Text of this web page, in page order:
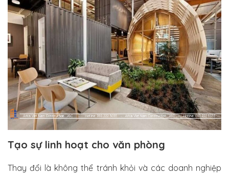
Tạo sự linh hoạt cho văn phòng
Thay đổi là không thể tránh khỏi và các doanh nghiệp